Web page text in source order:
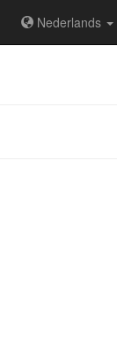
Nederlands